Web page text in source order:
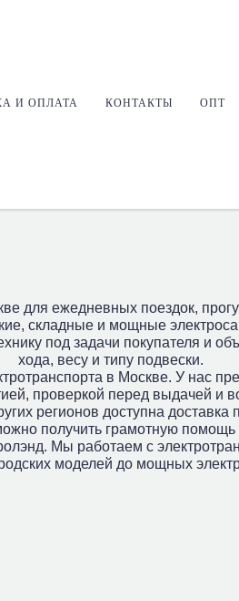
И ОПЛАТА КОНТАКТЫ ОПТ
для ежедневных поездок,
складные и мощные
под задачи покупателя и
хода, весу и типу подвески.
в Москве. У нас
проверкой перед выдачей и
регионов доступна доставка
получить грамотную
Мы работаем с
моделей до мощных